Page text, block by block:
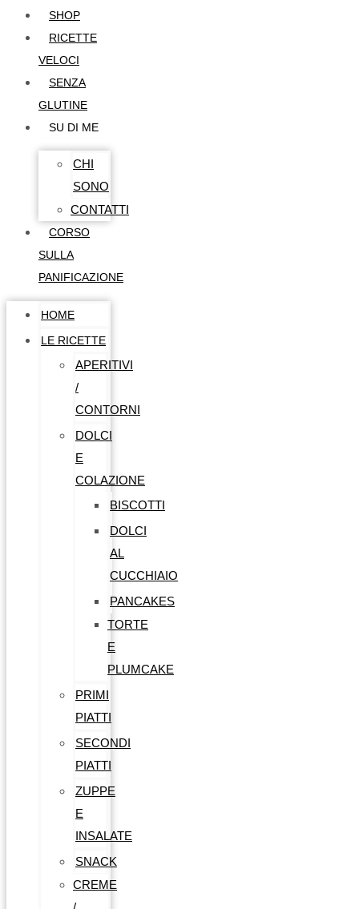
SHOP
RICETTE
VELOCI
SENZA
GLUTINE
SU DI ME
CHI
SONO
CONTATTI
CORSO
SULLA
PANIFICAZIONE
HOME
LE RICETTE
APERITIVI
/
CONTORNI
DOLCI
E
COLAZIONE
BISCOTTI
DOLCI
AL
CUCCHIAIO
PANCAKES
TORTE
E
PLUMCAKE
PRIMI
PIATTI
SECONDI
PIATTI
ZUPPE
E
INSALATE
SNACK
CREME